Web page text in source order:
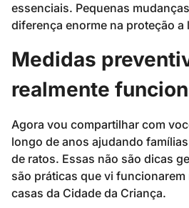
essenciais. Pequenas
diferença enorme na proteção a
Medidas
realmente
Agora vou compartilhar com
longo de anos ajudando
de ratos. Essas não são dicas
são práticas que vi funcionarem
casas da Cidade da Criança.